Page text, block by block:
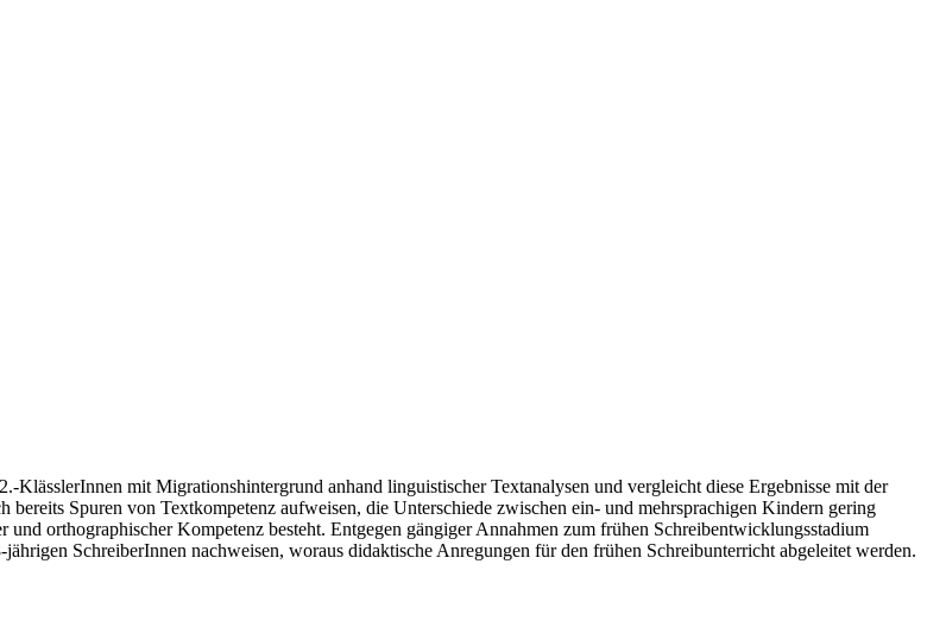
mit Migrationshintergrund anhand linguistischer Textanalysen und vergleicht diese Ergebnisse mit der
Spuren von Textkompetenz aufweisen, die Unterschiede zwischen ein- und mehrsprachigen Kindern gering
orthographischer Kompetenz besteht. Entgegen gängiger Annahmen zum frühen Schreibentwicklungsstadium
SchreiberInnen nachweisen, woraus didaktische Anregungen für den frühen Schreibunterricht abgeleitet werden.